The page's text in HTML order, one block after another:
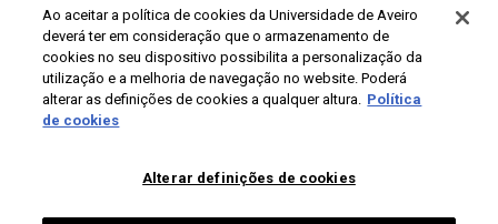
Universidade de Aveiro 2026
Ao aceitar a política de cookies da Universidade de Aveiro
deverá ter em consideração que o armazenamento de
cookies no seu dispositivo possibilita a personalização da
utilização e a melhoria de navegação no website. Poderá
alterar as definições de cookies a qualquer altura. Política
de cookies
Alterar definições de cookies